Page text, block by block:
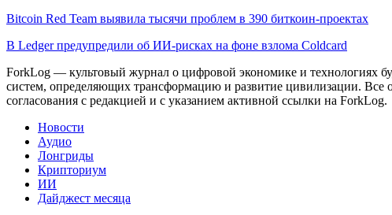
Bitcoin Red Team выявила тысячи проблем в 390 биткоин-проектах
В Ledger предупредили об ИИ-рисках на фоне взлома Coldcard
ForkLog — культовый журнал о цифровой экономике и технологиях
систем, определяющих трансформацию и развитие цивилизации. Все
согласования с редакцией и с указанием активной ссылки на ForkLog.
Новости
Аудио
Лонгриды
Крипториум
ИИ
Дайджест месяца